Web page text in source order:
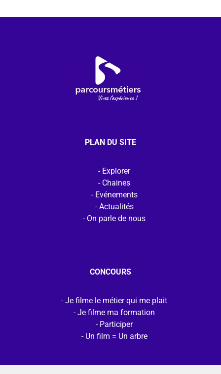
PLAN DU SITE
Explorer
Chaines
Evénements
Actualités
On parle de nous
CONCOURS
Je filme le métier qui me plait
Je filme ma formation
Participer
Un film = Un arbre